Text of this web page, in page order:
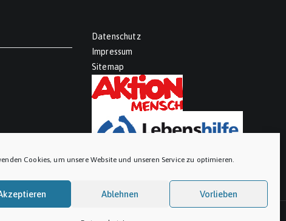
Cookies, um unsere Website und unseren Service zu optimieren.
Ablehnen Vorlieben
Datenschutz
Impressum
Sitemap